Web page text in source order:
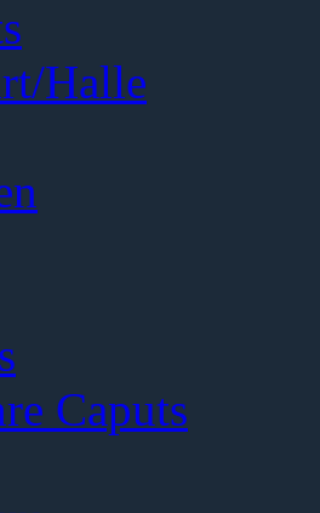
Halle
Caputs